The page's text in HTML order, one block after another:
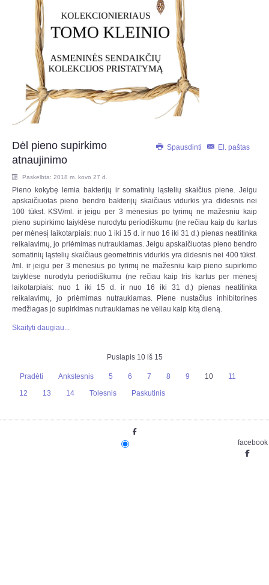
Spausdinti El. paštas
Dėl pieno supirkimo
atnaujinimo
Paskelbta: 2018 m. kovo 27 d.
Pieno kokybę lemia bakterijų ir somatinių ląstelių skaičius piene. Jeigu
apskaičiuotas pieno bendro bakterijų skaičiaus vidurkis yra didesnis nei
100 tūkst. KSV/ml. ir jeigu per 3 mėnesius po tyrimų ne mažesniu kaip
pieno supirkimo taiyklėse nurodytu periodiškumu (ne rečiau kaip du kartus
per mėnesį laikotarpiais: nuo 1 iki 15 d. ir nuo 16 iki 31 d.) pienas neatitinka
reikalavimų, jo priėmimas nutraukiamas. Jeigu apskaičiuotas pieno bendro
somatinių ląstelių skaičiaus geometrinis vidurkis yra didesnis nei 400 tūkst.
/ml. ir jeigu per 3 mėnesius po tyrimų ne mažesniu kaip pieno supirkimo
taiyklėse nurodytu periodiškumu (ne rečiau kaip tris kartus per mėnesį
laikotarpiais: nuo 1 iki 15 d. ir nuo 16 iki 31 d.) pienas neatitinka
reikalavimų, jo priėmimas nutraukiamas. Piene nustačius inhibitorines
medžiagas jo supirkimas nutraukiamas ne vėliau kaip kitą dieną.
Skaityti daugiau...
Puslapis 10 iš 15
Pradėti Ankstesnis 5 6 7 8 9 10
11
12
13 14 Tolesnis Paskutinis
facebook